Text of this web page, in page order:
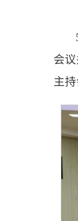
会
主